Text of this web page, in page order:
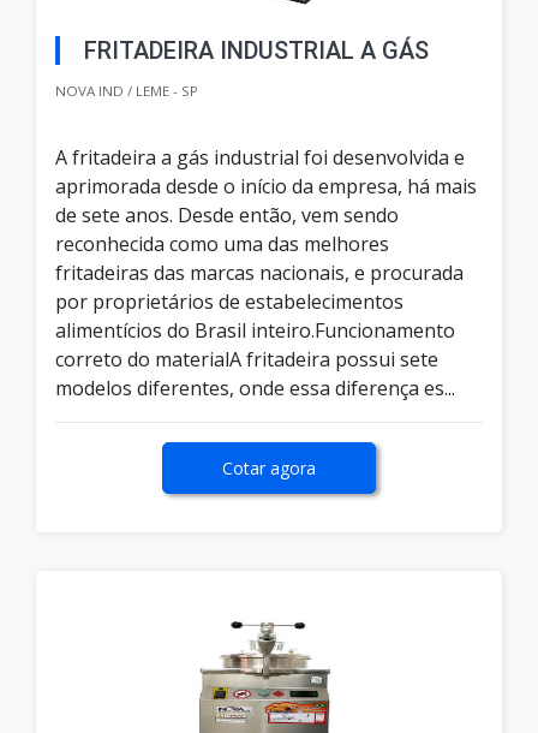
FRITADEIRA INDUSTRIAL A GÁS
NOVA IND / LEME - SP
A fritadeira a gás industrial foi desenvolvida e
aprimorada desde o início da empresa, há mais
de sete anos. Desde então, vem sendo
reconhecida como uma das melhores
fritadeiras das marcas nacionais, e procurada
por proprietários de estabelecimentos
alimentícios do Brasil inteiro.Funcionamento
correto do materialA fritadeira possui sete
modelos diferentes, onde essa diferença es...
Cotar agora